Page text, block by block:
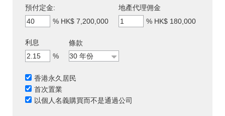
預付定金:
% HK$ 7,200,000
地產代理佣金
% HK$ 180,000
利息
%
條款
香港永久居民
首次置業
以個人名義購買而不是通過公司